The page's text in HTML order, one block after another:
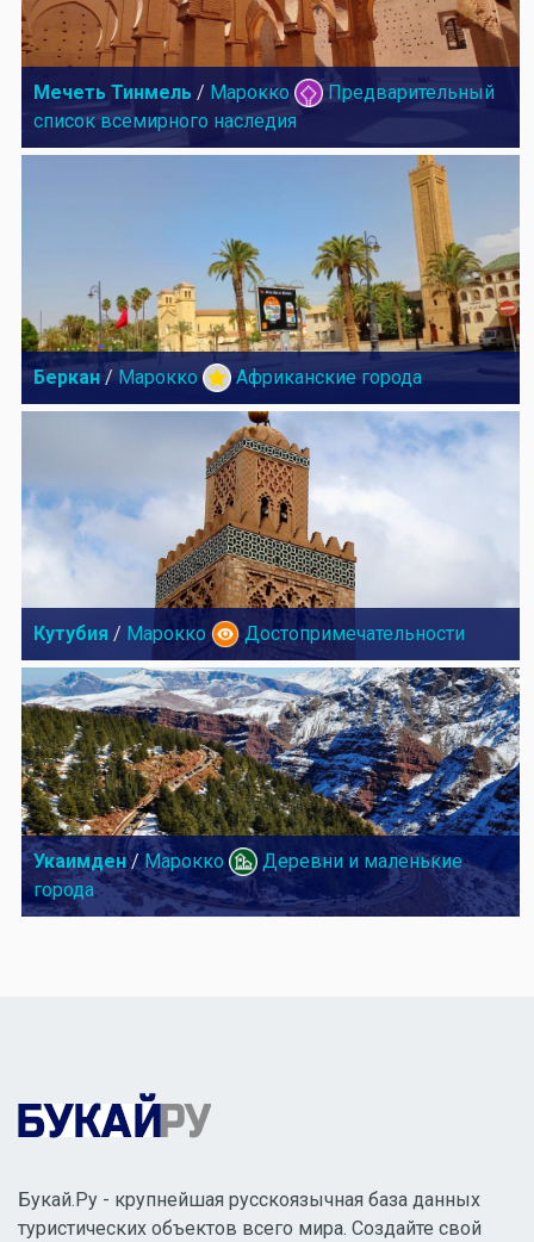
Мечеть Тинмель / Марокко
Предварительный
список всемирного наследия
Беркан / Марокко Африканские города
Кутубия / Марокко Достопримечательности
Укаимден/ Марокко
Деревни и маленькие
города
Букай.Ру - крупнейшая русскоязычная база данных
туристических объектов всего мира. Создайте свой